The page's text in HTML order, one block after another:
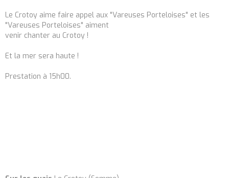
Le Crotoy aime faire appel aux "Vareuses Porteloises" et les
"Vareuses Porteloises" aiment
venir chanter au Crotoy !
Et la mer sera haute !
Prestation à 15h00.